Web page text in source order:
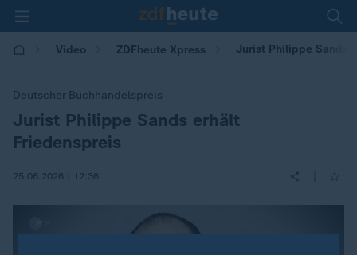
Video ZDFheute Xpress Jurist Philippe Sands
Deutscher Buchhandelspreis
:
Jurist Philippe Sands erhält
Friedenspreis
25.06.2026 | 12:36